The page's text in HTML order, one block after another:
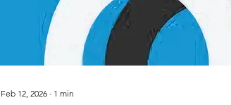
Feb 12, 2026 ∙ 1 min